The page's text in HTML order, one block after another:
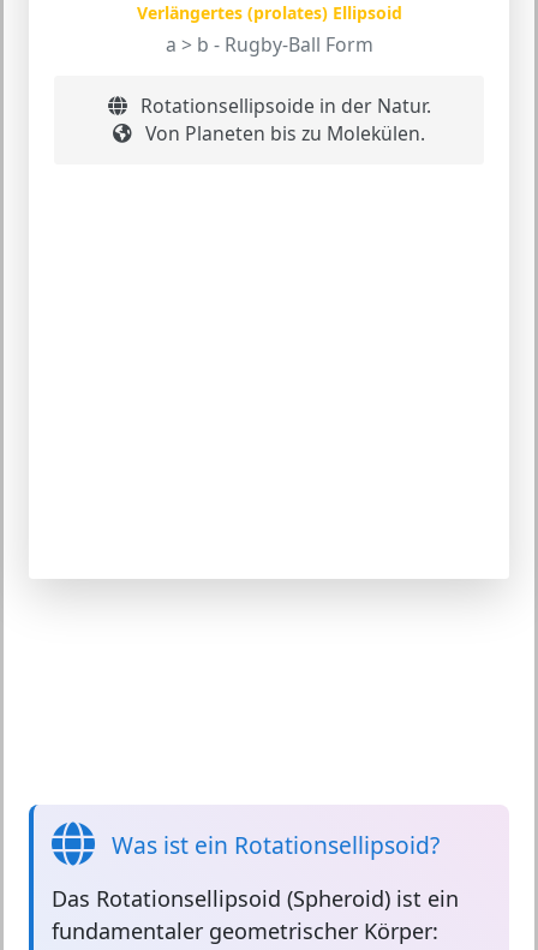
Verlängertes (prolates) Ellipsoid
a > b - Rugby-Ball Form
Rotationsellipsoide in der Natur.
Von Planeten bis zu Molekülen.
Was ist ein Rotationsellipsoid?
Das Rotationsellipsoid (Spheroid) ist ein
fundamentaler geometrischer Körper: